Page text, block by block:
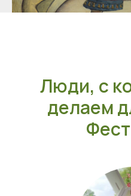
Люди, с
делаем